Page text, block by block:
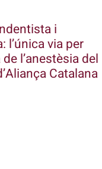
i
l’única via per
l’anestèsia del
Catalana